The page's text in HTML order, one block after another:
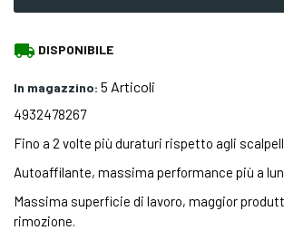
local_shipping DISPONIBILE
In magazzino: 5 Articoli
4932478267
Fino a 2 volte più duraturi rispetto agli
Autoaffilante, massima performance più a
Massima superficie di lavoro, maggior
rimozione.